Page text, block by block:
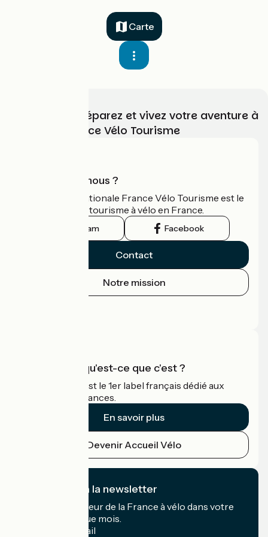
Carte
Choisissez, préparez et vivez votre aventure à
vélo avec France Vélo Tourisme
Qui sommes-nous ?
L'association nationale France Vélo Tourisme est le
guide officiel du tourisme à vélo en France.
Instagram Facebook
Contact
Notre mission
Accueil Vélo qu'est-ce que c'est ?
Accueil Vélo c'est le 1er label français dédié aux
cyclistes en vacances.
En savoir plus
Devenir Accueil Vélo
Je m'abonne à la newsletter
Recevez le meilleur de la France à vélo dans votre
boîte mail chaque mois.
Mon adresse mail